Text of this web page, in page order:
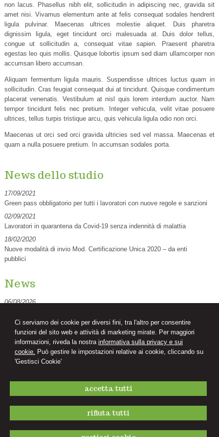
Ci serviamo dei cookie per diversi fini, tra l'altro per consentire
funzioni del sito web e attività di marketing mirate. Per maggiori
informazioni, riveda la nostra informativa sulla privacy e sui
cookie. Può gestire le impostazioni relative ai cookie, cliccando su
'Gestisci Cookie'
accetta tutti
rifiuta tutti
non lacus. Phasellus nibh elit, sollicitudin in adipiscing nec, gravida sit
amet nisi. Vivamus elementum ante at felis consequat sodales hendrerit
ligula pulvinar. Maecenas ultrices molestie aliquet. Duis pharetra
dignissim ligula, eget tincidunt orci malesuada at. Duis dolor tellus,
congue ut sollicitudin a, consequat vitae sapien. Praesent pharetra
egestas leo quis mollis. Quisque lobortis ipsum sed diam ullamcorper non
accumsan libero accumsan.
Aliquam fermentum ligula mauris. Suspendisse ultrices luctus quam in
sollicitudin. Cras feugiat consequat dui at tincidunt. Quisque condimentum
placerat venenatis. Vestibulum at nisl quis lorem interdum auctor. Nam
tempor tincidunt felis nec pretium. Integer vehicula, velit vitae posuere
ultrices, tellus turpis tristique arcu, quis vehicula ligula odio non orci.
Maecenas ut orci sed orci gravida ultricies sed vel massa. Maecenas et
quam a nulla posuere pretium. In accumsan sodales porta.
News dello studio
17/09/2021
Green pass obbligatorio per tutti i lavoratori con nuove regole e sanzioni
02/09/2021
Lavoratori in quarantena da Covid-19 senza indennità di malattia
18/02/2020
Nuove modalità di invio Mod. Certificazione Unica 2020 – da enti
pubblici
News
06/08/2026
e contrasto al caporalato
06/08/2026
Personale scolastico: cosa cambia dopo l'illegittimità del limite dei 70
anni al lavoro
Studio Fabris Consulente del Lavoro
Via De Cristoforis, 8 -Varese 21100,VA